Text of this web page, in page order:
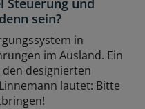
sein?
in
im Ausland. Ein
designierten
lautet: Bitte